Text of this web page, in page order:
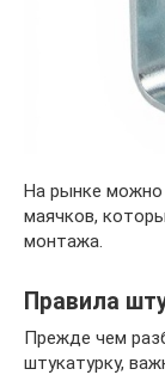
На рынке можно
маячков,
монтажа.
Правила
Прежде чем
штукатурку,